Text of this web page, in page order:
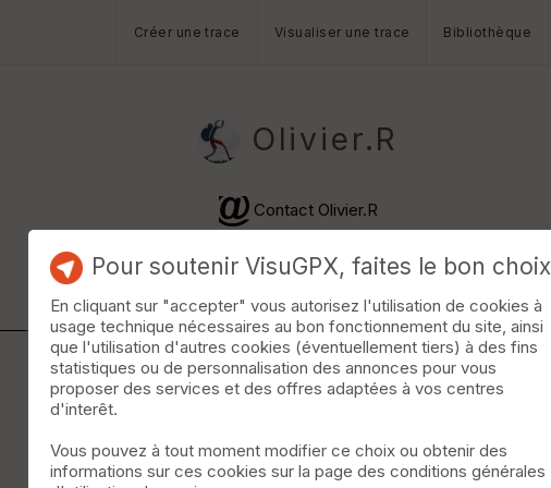
Créer une trace Visualiser une trace Bibliothèque
Olivier.R
Contact Olivier.R
Pour soutenir VisuGPX, faites le bon choix
En cliquant sur "accepter" vous autorisez l'utilisation de cookies à
usage technique nécessaires au bon fonctionnement du site, ainsi
que l'utilisation d'autres cookies (éventuellement tiers) à des fins
statistiques ou de personnalisation des annonces pour vous
proposer des services et des offres adaptées à vos centres
d'interêt.
Vous pouvez à tout moment modifier ce choix ou obtenir des
informations sur ces cookies sur la page des conditions générales